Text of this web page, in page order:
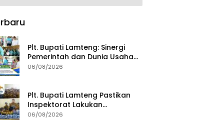
Plt. Bupati Lamteng: Sinergi
Pemerintah dan Dunia Usaha
Kunci Pembangunan
06/08/2026
Plt. Bupati Lamteng Pastikan
Inspektorat Lakukan
Pemeriksaan Akhir Masa
06/08/2026